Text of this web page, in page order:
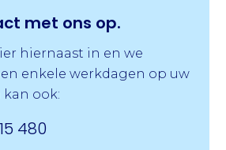
met ons op.
hiernaast in en we
enkele werkdagen op uw
ook:
480